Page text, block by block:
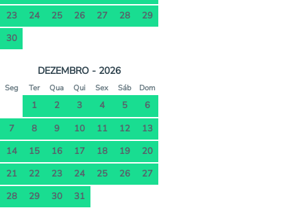
23
24 25 26 27 28
29
30
DEZEMBRO - 2026
Seg Ter Qua Qui Sex Sáb Dom
1 2 3 4 5
6
7
8 9 10 11 12
13
14
15 16 17 18 19
20
21
22 23 24 25 26
27
28
29 30 31